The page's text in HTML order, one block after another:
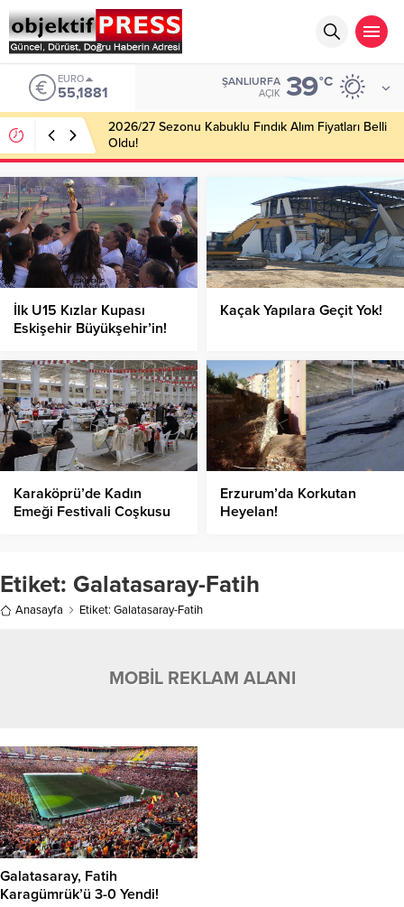
EURO
55,1881
ŞANLIURFA
AÇIK 39°C
2026/27 Sezonu Kabuklu Fındık Alım Fiyatları Belli
Oldu!
İlk U15 Kızlar Kupası
Eskişehir Büyükşehir’in!
Kaçak Yapılara Geçit Yok!
Karaköprü’de Kadın
Emeği Festivali Coşkusu
Erzurum’da Korkutan
Heyelan!
Etiket: Galatasaray-Fatih
Anasayfa Etiket: Galatasaray-Fatih
MOBİL REKLAM ALANI
Galatasaray, Fatih
Karagümrük’ü 3-0 Yendi!